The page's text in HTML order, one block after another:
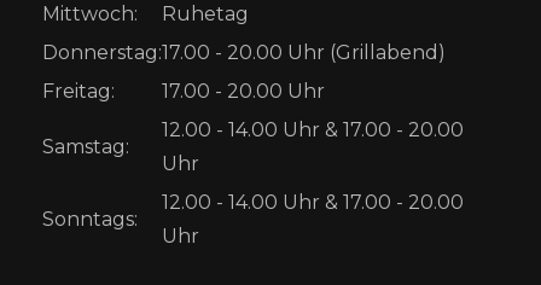
Mittwoch:
Ruhetag
Donnerstag:17.00 - 20.00 Uhr (Grillabend)
Freitag:
17.00 - 20.00 Uhr
Samstag:
12.00 - 14.00 Uhr & 17.00 - 20.00
Uhr
Sonntags:
12.00 - 14.00 Uhr & 17.00 - 20.00
Uhr